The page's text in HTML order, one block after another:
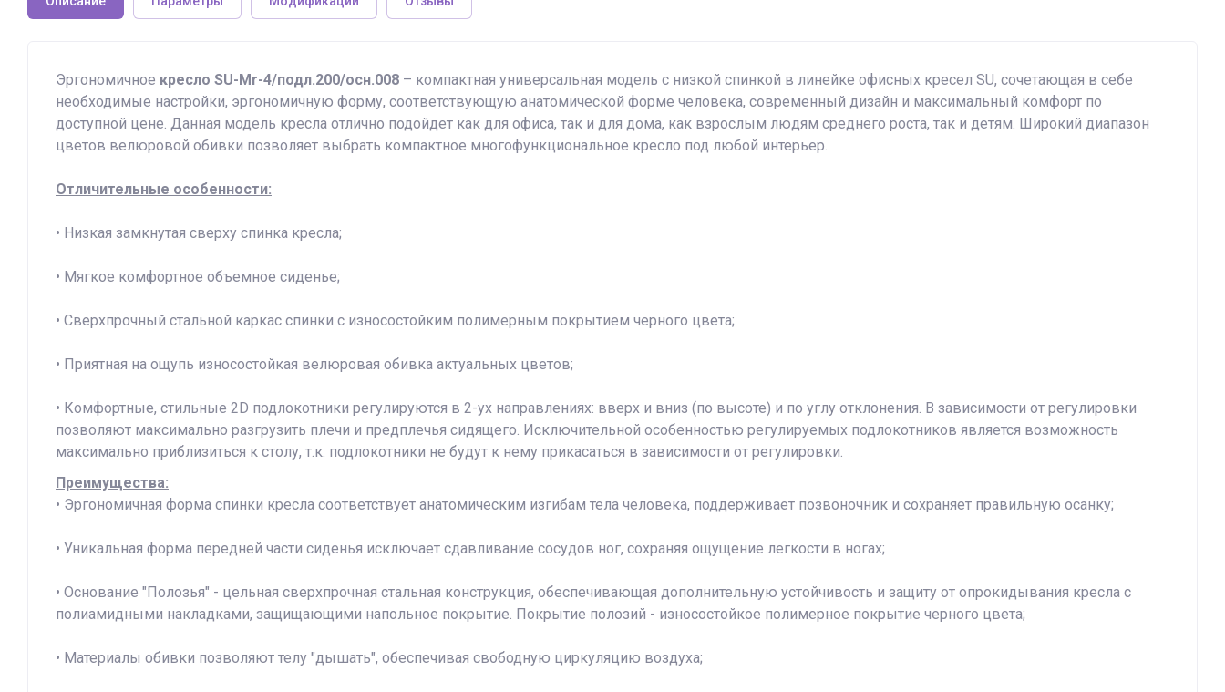
Эргономичное кресло SU-Mr-4/подл.200/осн.008 – компактная универсальная модель с низкой спинкой в линейке офисных кресел SU, сочетающая в себе
необходимые настройки, эргономичную форму, соответствующую анатомической форме человека, современный дизайн и максимальный комфорт по
доступной цене. Данная модель кресла отлично подойдет как для офиса, так и для дома, как взрослым людям среднего роста, так и детям. Широкий диапазон
цветов велюровой обивки позволяет выбрать компактное многофункциональное кресло под любой интерьер.
Отличительные особенности:
• Низкая замкнутая сверху спинка кресла;
• Мягкое комфортное объемное сиденье;
• Сверхпрочный стальной каркас спинки с износостойким полимерным покрытием черного цвета;
• Приятная на ощупь износостойкая велюровая обивка актуальных цветов;
• Комфортные, стильные 2D подлокотники регулируются в 2-ух направлениях: вверх и вниз (по высоте) и по углу отклонения. В зависимости от регулировки
позволяют максимально разгрузить плечи и предплечья сидящего. Исключительной особенностью регулируемых подлокотников является возможность
максимально приблизиться к столу, т.к. подлокотники не будут к нему прикасаться в зависимости от регулировки.
Преимущества:
• Эргономичная форма спинки кресла соответствует анатомическим изгибам тела человека, поддерживает позвоночник и сохраняет правильную осанку;
• Уникальная форма передней части сиденья исключает сдавливание сосудов ног, сохраняя ощущение легкости в ногах;
• Основание "Полозья" - цельная сверхпрочная стальная конструкция, обеспечивающая дополнительную устойчивость и защиту от опрокидывания кресла с
полиамидными накладками, защищающими напольное покрытие. Покрытие полозий - износостойкое полимерное покрытие черного цвета;
• Материалы обивки позволяют телу "дышать", обеспечивая свободную циркуляцию воздуха;